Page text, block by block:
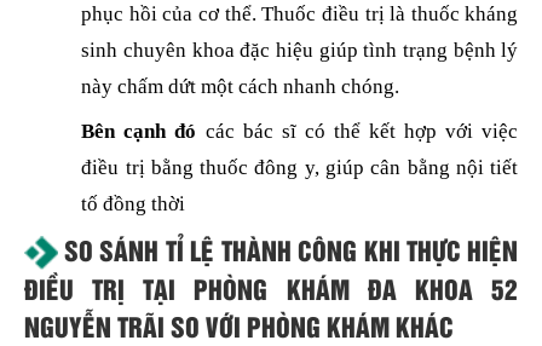
phục hồi của cơ thể. Thuốc điều trị là thuốc kháng
sinh chuyên khoa đặc hiệu giúp tình trạng bệnh lý
này chấm dứt một cách nhanh chóng.
Bên cạnh đó các bác sĩ có thể kết hợp với việc
điều trị bằng thuốc đông y, giúp cân bằng nội tiết
tố đồng thời
SO SÁNH TỈ LỆ THÀNH CÔNG KHI THỰC HIỆN
ĐIỀU TRỊ TẠI PHÒNG KHÁM ĐA KHOA 52
NGUYỄN TRÃI SO VỚI PHÒNG KHÁM KHÁC